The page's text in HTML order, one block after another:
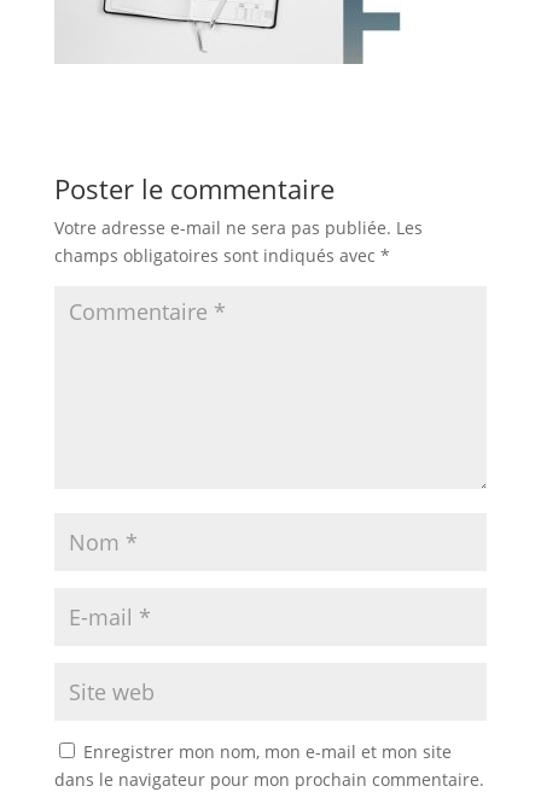
Poster le commentaire
Votre adresse e-mail ne sera pas publiée. Les
champs obligatoires sont indiqués avec *
Enregistrer mon nom, mon e-mail et mon site
dans le navigateur pour mon prochain commentaire.